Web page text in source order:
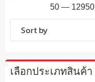
50 — 12950
เลือกประเภทสินค้า